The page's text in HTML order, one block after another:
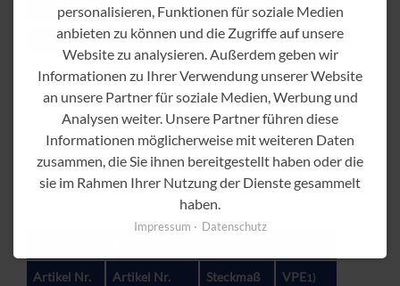
1,5-2,5 mm², BLAU
Artikel Nr. Artikel Nr. Steckmaß VPE1)
PVC Polycarbonat (mm)
KFS 48525 KFS-M 48525 4,8 x 0,5 1.000
KFS 48825 KFS-M 48825 4,8 x 0,8 1.000
KFS 63825 KFS-M 63825 6,3 x 0,8 1.000
Artikel Nr. Artikel Nr. Steckmaß VPE1)
personalisieren, Funktionen für soziale Medien
anbieten zu können und die Zugriffe auf unsere
Website zu analysieren. Außerdem geben wir
Informationen zu Ihrer Verwendung unserer Website
an unsere Partner für soziale Medien, Werbung und
Analysen weiter. Unsere Partner führen diese
Informationen möglicherweise mit weiteren Daten
zusammen, die Sie ihnen bereitgestellt haben oder die
sie im Rahmen Ihrer Nutzung der Dienste gesammelt
haben.
Impressum Datenschutz